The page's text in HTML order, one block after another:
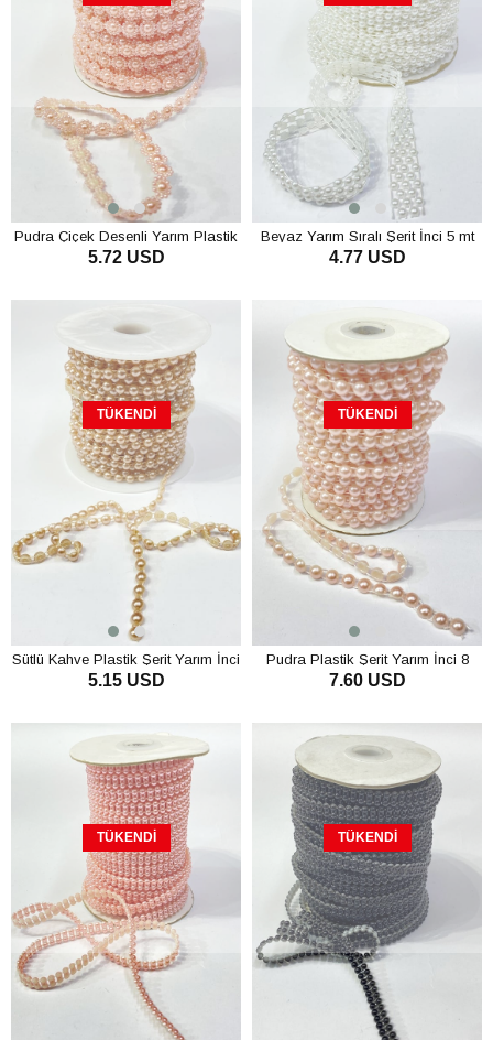
Pudra Çiçek Desenli Yarım Plastik
Şerit İnci 10 mt
5.72 USD
Beyaz Yarım Sıralı Şerit İnci 5 mt
4.77 USD
TÜKENDI
Sütlü Kahve Plastik Şerit Yarım İnci
6 mm 10 mt
5.15 USD
TÜKENDI
Pudra Plastik Şerit Yarım İnci 8
mm 10 mt
7.60 USD
TÜKENDI TÜKENDI